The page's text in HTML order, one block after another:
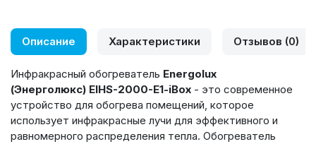
Описание Характеристики Отзывов (0)
Инфракрасный обогреватель Energolux
(Энерголюкс) EIHS-2000-E1-iBox - это современное
устройство для обогрева помещений, которое
использует инфракрасные лучи для эффективного и
равномерного распределения тепла. Обогреватель